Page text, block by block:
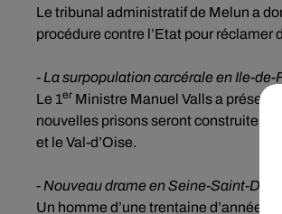
Le tribunal administratif de Melun a
procédure contre l’Etat pour réclamer
- La surpopulation carcérale en Ile-de-
Le 1er Ministre Manuel Valls a
nouvelles prisons seront construites.
et le Val-d’Oise.
- Nouveau drame en Seine-Saint-
Un homme d’une trentaine d’années